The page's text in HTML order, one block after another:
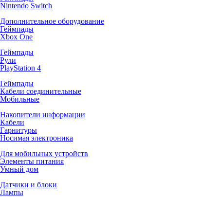
Nintendo Switch
Дополнительное оборудование
Геймпады
Xbox One
Геймпады
Рули
PlayStation 4
Геймпады
Кабели соединительные
Мобильные
Накопители информации
Кабели
Гарнитуры
Носимая электроника
Для мобильных устройств
Элементы питания
Умный дом
Датчики и блоки
Лампы